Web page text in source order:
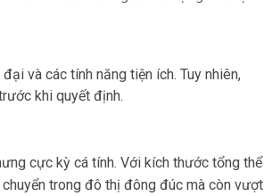
và các tính năng tiện ích. Tuy nhiên,
khi quyết định.
cực kỳ cá tính. Với kích thước tổng thể
trong đô thị đông đúc mà còn vượt